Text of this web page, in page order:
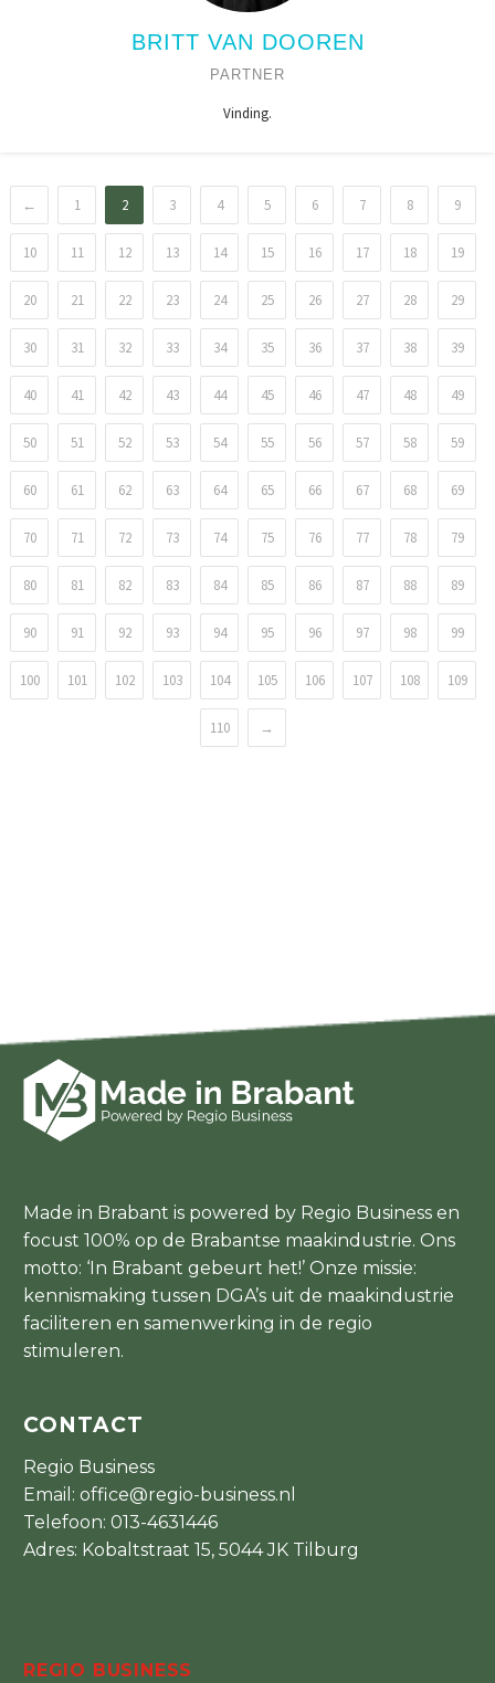
BRITT VAN DOOREN
PARTNER
Vinding.
← 1 2 3 4 5 6 7 8 9
10 11 12 13 14 15 16 17 18 19
20 21 22 23 24 25 26 27 28 29
30 31 32 33 34 35 36 37 38 39
40 41 42 43 44 45 46 47 48 49
50 51 52 53 54 55 56 57 58 59
60 61 62 63 64 65 66 67 68 69
70 71 72 73 74 75 76 77 78 79
80 81 82 83 84 85 86 87 88 89
90 91 92 93 94 95 96 97 98 99
100 101 102 103 104 105 106 107 108 109
110 →
Made in Brabant is powered by Regio Business en
focust 100% op de Brabantse maakindustrie. Ons
motto: ‘In Brabant gebeurt het!’ Onze missie:
kennismaking tussen DGA’s uit de maakindustrie
faciliteren en samenwerking in de regio
stimuleren.
CONTACT
Regio Business
Email: office@regio-business.nl
Telefoon: 013-4631446
Adres: Kobaltstraat 15, 5044 JK Tilburg
REGIO BUSINESS